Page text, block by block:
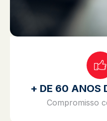
+ DE 60 ANOS
Compromisso